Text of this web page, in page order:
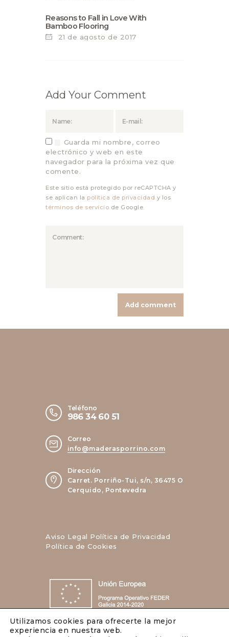
Reasons to Fall in Love With
Bamboo Flooring
21 de agosto de 2017
Add Your Comment
Guarda mi nombre, correo
electrónico y web en este
navegador para la próxima vez que
comente.
Este sitio está protegido por reCAPTCHA y
se aplican la política de privacidad y los
términos de servicio de Google.
Teléfono
986 34 60 51
Correo
info@maderasporrino.com
Dirección
Carret. Porriño-Tui, s/n, 36475 O
Cerquido, Pontevedra
Aviso Legal Política de Privacidad
Política de Cookies
Utilizamos cookies para ofrecerte la mejor
experiencia en nuestra web.